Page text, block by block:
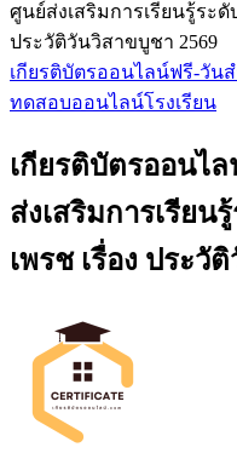
ศูนย์ส่งเสริมการเรียนรู้ระดั
ประวัติวันวิสาขบูชา 2569
เกียรติบัตรออนไลน์ฟรี-วัน
ทดสอบออนไลน์โรงเรียน
เกียรติบัตรออนไ
ส่งเสริมการเรียน
เพรช เรื่อง ประวั